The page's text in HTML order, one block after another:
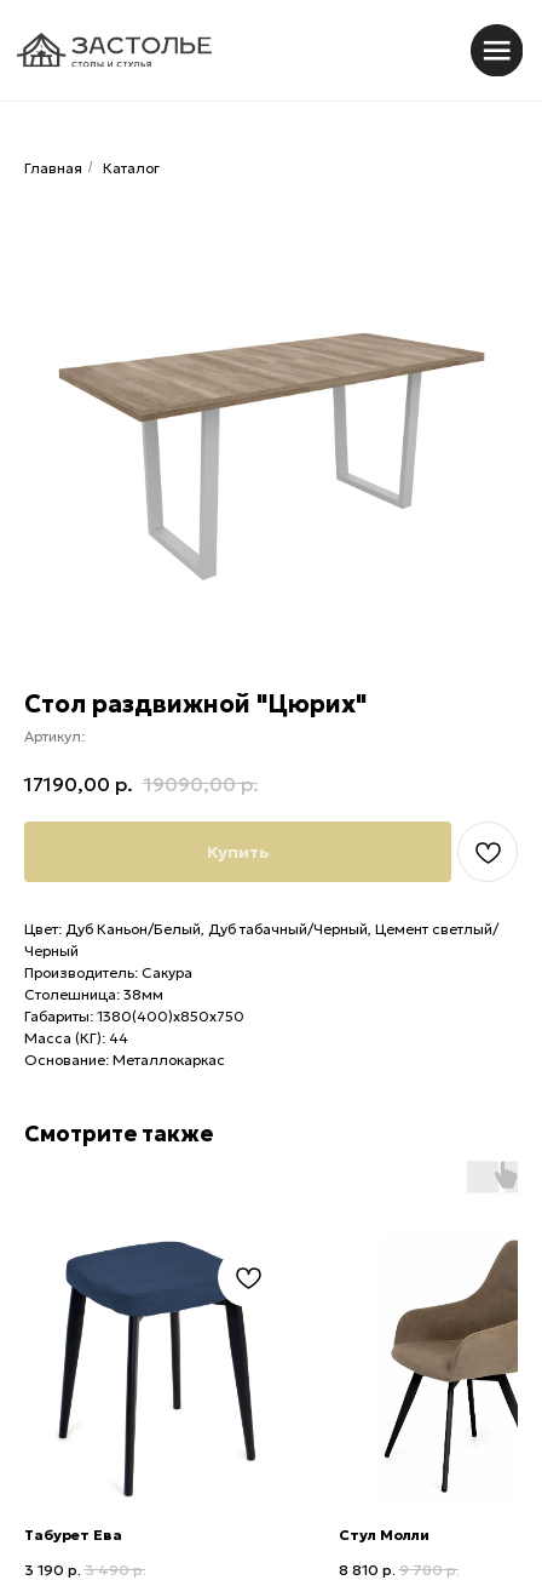
Главная / Каталог
Стол раздвижной "Цюрих"
Артикул:
17190,00 р. 19090,00 р.
Купить
Цвет: Дуб Каньон/Белый, Дуб табачный/Черный, Цемент светлый/
Черный
Производитель: Сакура
Столешница: 38мм
Габариты: 1380(400)х850х750
Масса (КГ): 44
Основание: Металлокаркас
Смотрите также
Табурет Ева
3 190 р. 3 490 р.
Стул Молли
8 810 р. 9 780 р.
​Г.Ижевск, ул.Кирова, 146, 2 этаж
+7 (951) 216-91-97
ТЦ Мой Порт
Приглашаем в наши
шоурумы в Ижевске